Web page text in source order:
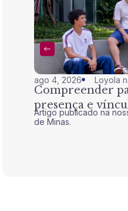
ago 4, 2026 Loyola
Compreender
presença e
Artigo publicado na
de Minas.